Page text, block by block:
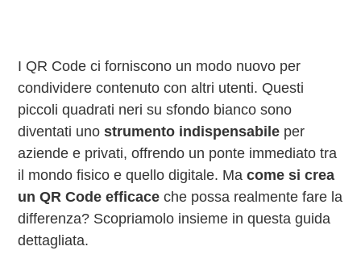
I QR Code ci forniscono un modo nuovo per
condividere contenuto con altri utenti. Questi
piccoli quadrati neri su sfondo bianco sono
diventati unostrumento indispensabile per
aziende e privati, offrendo un ponte immediato tra
il mondo fisico e quello digitale. Macome si crea
un QR Code efficace che possa realmente fare la
differenza? Scopriamolo insieme in questa guida
dettagliata.